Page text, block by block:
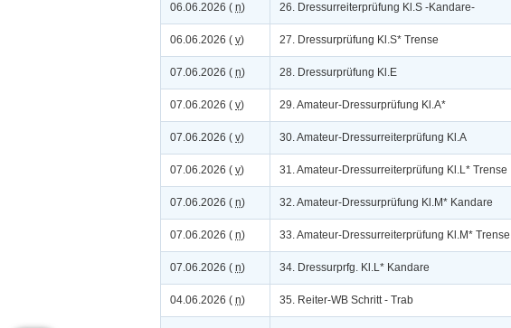
06.06.2026 ( n) 26. Dressurreiterprüfung Kl.S -Kandare-
06.06.2026 ( v) 27. Dressurprüfung Kl.S* Trense
07.06.2026 ( n) 28. Dressurprüfung Kl.E
07.06.2026 ( v) 29. Amateur-Dressurprüfung Kl.A*
07.06.2026 ( v) 30. Amateur-Dressurreiterprüfung Kl.A
07.06.2026 ( v) 31. Amateur-Dressurreiterprüfung Kl.L* Trense
07.06.2026 ( n) 32. Amateur-Dressurprüfung Kl.M* Kandare
07.06.2026 ( n) 33. Amateur-Dressurreiterprüfung Kl.M* Trense
07.06.2026 ( n) 34. Dressurprfg. Kl.L* Kandare
04.06.2026 ( n) 35. Reiter-WB Schritt - Trab